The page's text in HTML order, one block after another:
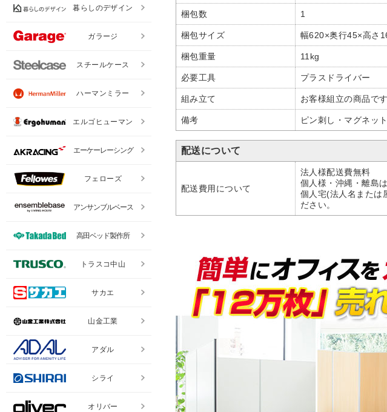
梱包数 1
梱包サイズ 幅620×奥行45×高さ
梱包重量 11kg
必要工具 プラスドライバー
組み立て お客様組立の商品です
備考 ピン刺し・マグネッ
配送について
配送費用について
法人様配送費無料
個人様・沖縄・離島
個人宅(法人名または
ださい。
暮らしのデザイン
ガラージ
スチールケース
ハーマンミラー
エルゴヒューマン
エーケーレーシング
フェローズ
アンサンブルベース
高田ベッド製作所
トラスコ中山
サカエ
山金工業
アダル
シライ
オリバー